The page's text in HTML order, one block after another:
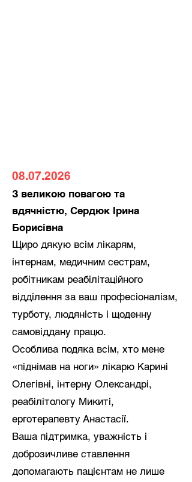
08.07.2026
З великою повагою та
вдячністю, Сердюк Ірина
Борисівна
Щиро дякую всім лікарям,
інтернам, медичним сестрам,
робітникам реабілітаційного
відділення за ваш професіоналізм,
турботу, людяність і щоденну
самовіддану працю.
Особлива подяка всім, хто мене
«піднімав на ноги» лікарю Карині
Олегівні, інтерну Олександрі,
реабілітологу Микиті,
ерготерапевту Анастасії.
Ваша підтримка, уважність і
доброзичливе ставлення
допомагають пацієнтам не лише